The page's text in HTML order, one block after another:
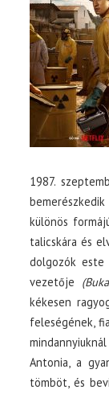
1987.
különös
talicskára és
dolgozók este
vezetője
kékesen
feleségének,
Antonia, a
tömböt, és